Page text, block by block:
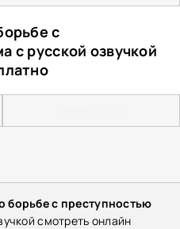
с
с русской озвучкой
борьбе с преступностью
смотреть онлайн